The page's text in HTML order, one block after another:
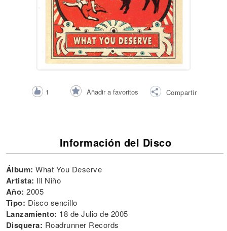
1 Añadir a favoritos Compartir
Información del Disco
Álbum: What You Deserve
Artista: Ill Niño
Año: 2005
Tipo: Disco sencillo
Lanzamiento: 18 de Julio de 2005
Disquera: Roadrunner Records